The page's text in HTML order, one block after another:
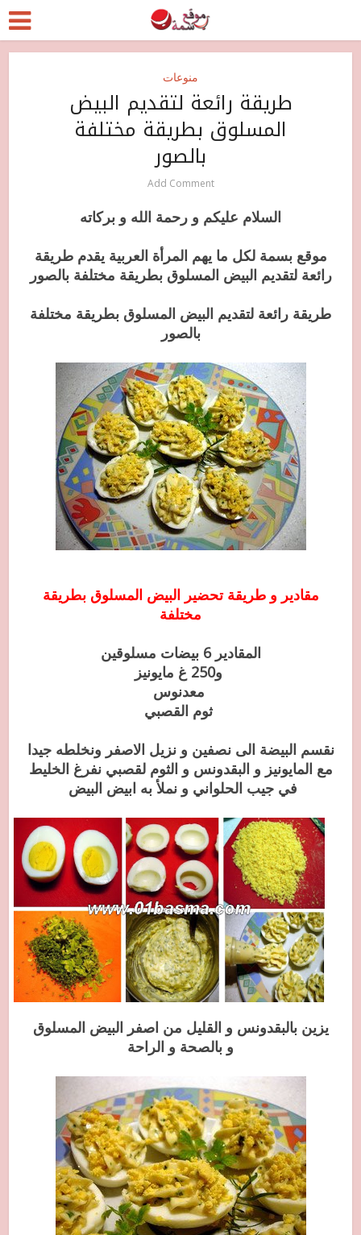
منوعات
طريقة رائعة لتقديم البيض
المسلوق بطريقة مختلفة
بالصور
Add Comment
السلام عليكم و رحمة الله و بركاته
موقع بسمة لكل ما يهم المرأة العربية يقدم طريقة
رائعة لتقديم البيض المسلوق بطريقة مختلفة بالصور
طريقة رائعة لتقديم البيض المسلوق بطريقة مختلفة
بالصور
مقادير و طريقة تحضير البيض المسلوق بطريقة
مختلفة
المقادير 6 بيضات مسلوقين
و250 غ مايونيز
معدنوس
ثوم القصبي
نقسم البيضة الى نصفين و نزيل الاصفر ونخلطه جيدا
مع المايونيز و البقدونس و الثوم لقصبي نفرغ الخليط
في جيب الحلواني و نملأ به ابيض البيض
يزين بالبقدونس و القليل من اصفر البيض المسلوق
و بالصحة و الراحة